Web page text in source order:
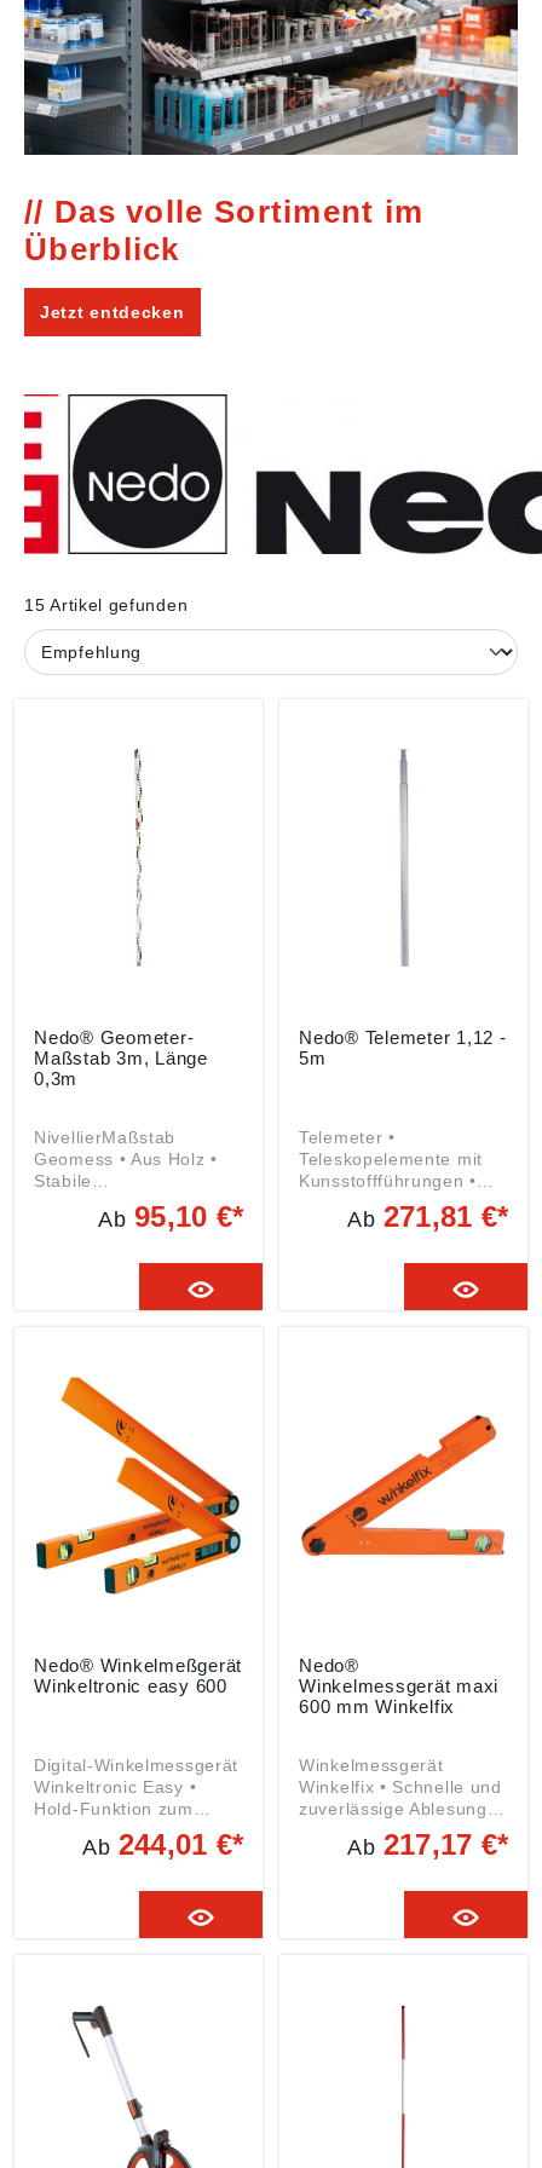
Das volle Sortiment im
Überblick
Jetzt entdecken
15 Artikel gefunden
Nedo® Geometer-
Maßstab 3m, Länge
0,3m
NivellierMaßstab
Geomess • Aus Holz •
Stabile
Messingscharniere •
cm-E-Teilung •
rot/schwarz • Rückseite
weiß mit schwarzer mm-
Nedo GmbH & Co. KG,
Hochgerichtstr. 39-43,
72280 Dornstetten, DE,
info@nedo.com
Ab95,10 €*
Nedo® Telemeter 1,12 -
5m
Telemeter •
Teleskopelemente mit
Kunsstoffführungen •
Arretierung durch
funktionelle
Innen-und Außenmaße •
Geeignet für Hoch-und
Tiefbau, Innenausbau,
dnung ((EU) 2023/998):
Nedo GmbH & Co. KG,
Hochgerichtstr. 39-43,
72280 Dornstetten, DE,
info@nedo.com
Ab 271,81 €*
Nedo® Winkelmeßgerät
Winkeltronic easy 600
Digital-Winkelmessgerät
Winkeltronic Easy •
Hold-Funktion zum
Festhalten eines
Messwerts • Nullung in
Stellung der Schenkel
möglich • Integrierte
Horizontal- und
deaktivierbar •
Serienmäßig mit Hülle •
Stromversorgung: 2 x
1,5 V (AA) Batterien
oder 2 x 1,2 V Akkus •
Außen- und
Innenwinkelmessung
Ab 244,01 €*
Nedo®
Winkelmessgerät maxi
600 mm Winkelfix
Winkelmessgerät
Winkelfix • Schnelle und
zuverlässige Ablesung
der Winkel von der
Analoganzeige • Mit
Wasserwaage • Robuste
Ausführung für extreme
Beanspruchung
dnung ((EU) 2023/998):
Hochgerichtstr. 39-43,
Ab 217,17 €*